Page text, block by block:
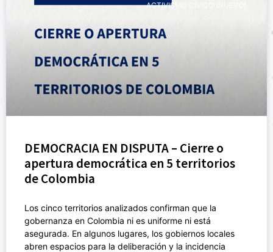
ACTIVISMO CÍVICO (NUEVO)
DEMOCRACIA EN DISPUTA – Cierre o
apertura democrática en 5 territorios
de Colombia
Los cinco territorios analizados confirman que la
gobernanza en Colombia ni es uniforme ni está
asegurada. En algunos lugares, los gobiernos locales
abren espacios para la deliberación y la incidencia